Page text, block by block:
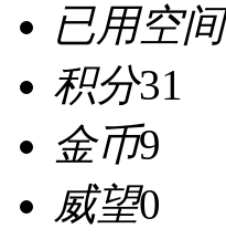
已用空间
积分31
金币9
威望0